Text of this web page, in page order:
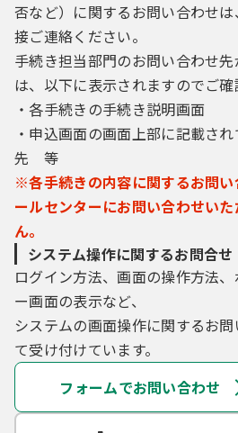
否など）に関するお問い合わせ
接ご連絡ください。
手続き担当部門のお問い合わせ
は、以下に表示されますのでご確
・各手続きの手続き説明画面
・申込画面の画面上部に記載さ
先 等
※各手続きの内容に関するお問
ールセンターにお問い合わせい
ん。
システム操作に関するお問合せ
ログイン方法、画面の操作方法
ー画面の表示など、
システムの画面操作に関するお
て受け付けています。
フォームでお問い合わせ